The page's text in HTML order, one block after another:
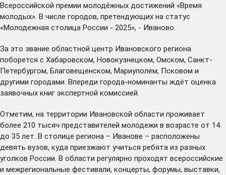
Всероссийской премии молодёжных достижений «Время
молодых». В числе городов, претендующих на статус
«Молодежная столица России - 2025», - Иваново.
За это звание областной центр Ивановского региона
поборется с Хабаровском, Новокузнецком, Омском, Санкт-
Петербургом, Благовещенском, Мариуполем, Псковом и
другими городами. Впереди города-номинанты ждёт оценка
заявочных книг экспертной комиссией.
Отметим, на территории Ивановской области проживает
более 210 тысяч представителей молодежи в возрасте от 14
до 35 лет. В столице региона – Иванове – расположены
девять вузов, куда приезжают учиться ребята из разных
уголков России. В области регулярно проходят всероссийские
и межрегиональные фестивали, концерты, форумы, выставки,